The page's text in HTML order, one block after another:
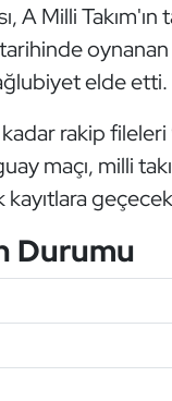
A Milli
elde etti.
kadar rakip
maçı, milli
kayıtlara
Durumu